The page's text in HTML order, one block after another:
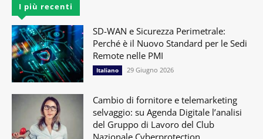
I più recenti
SD-WAN e Sicurezza Perimetrale:
Perché è il Nuovo Standard per le Sedi
Remote nelle PMI
Italiano 29 Giugno 2026
Cambio di fornitore e telemarketing
selvaggio: su Agenda Digitale l’analisi
del Gruppo di Lavoro del Club
Nazionale Cyberprotection